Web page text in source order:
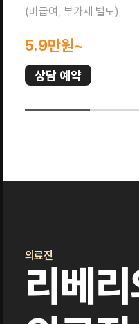
(비급여, 부가세 별도)
5.9만원~
상담 예약
의료진
리베